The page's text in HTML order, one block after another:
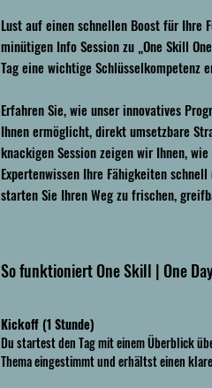
Lust auf einen schnellen Boost für Ihre
minütigen Info Session zu „One Skill
Tag eine wichtige Schlüsselkompetenz
Erfahren Sie, wie unser innovatives
Ihnen ermöglicht, direkt umsetzbare
knackigen Session zeigen wir Ihnen,
Expertenwissen Ihre Fähigkeiten
starten Sie Ihren Weg zu frischen,
So funktioniert One Skill | One
Kickoff (1 Stunde)
Du startest den Tag mit einem Überblick
Thema eingestimmt und erhältst einen